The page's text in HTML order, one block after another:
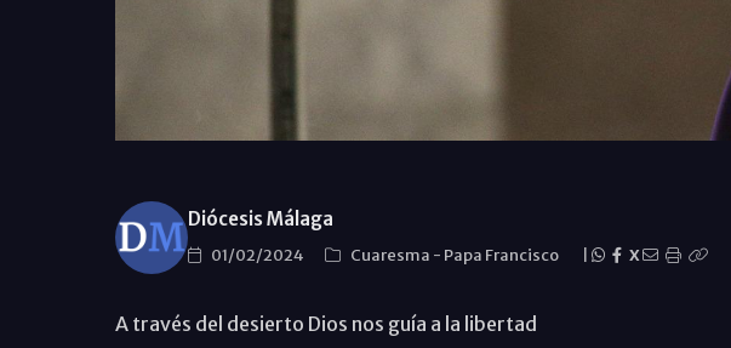
Diócesis Málaga
01/02/2024 Cuaresma - Papa Francisco X
A través del desierto Dios nos guía a la libertad